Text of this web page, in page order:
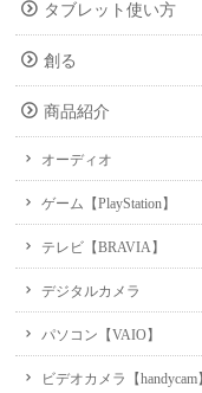
タブレット使い方
創る
商品紹介
オーディオ
ゲーム【PlayStation】
テレビ【BRAVIA】
デジタルカメラ
パソコン【VAIO】
ビデオカメラ【handycam